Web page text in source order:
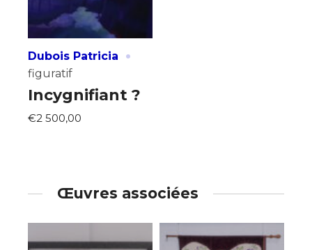
Dubois Patricia ·
figuratif
Incygnifiant ?
€2 500,00
Œuvres associées